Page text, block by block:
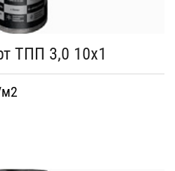
ТПП 3,0 10х1